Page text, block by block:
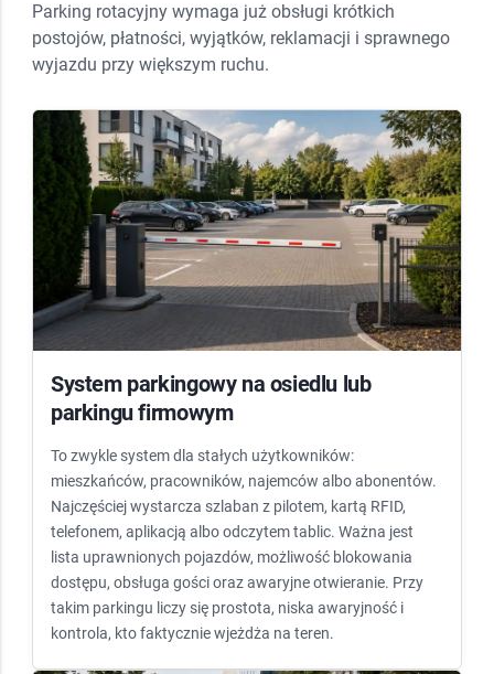
Parking rotacyjny wymaga już obsługi krótkich
postojów, płatności, wyjątków, reklamacji i sprawnego
wyjazdu przy większym ruchu.
System parkingowy na osiedlu lub
parkingu firmowym
To zwykle system dla stałych użytkowników:
mieszkańców, pracowników, najemców albo abonentów.
Najczęściej wystarcza szlaban z pilotem, kartą RFID,
telefonem, aplikacją albo odczytem tablic. Ważna jest
lista uprawnionych pojazdów, możliwość blokowania
dostępu, obsługa gości oraz awaryjne otwieranie. Przy
takim parkingu liczy się prostota, niska awaryjność i
kontrola, kto faktycznie wjeżdża na teren.